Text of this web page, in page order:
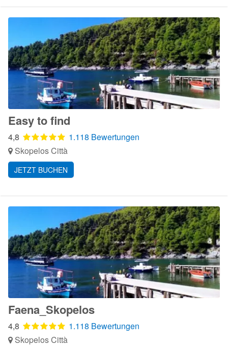
Easy to find
4,8
1.118 Bewertungen
Skopelos Città
JETZT BUCHEN
Faena_Skopelos
4,8
1.118 Bewertungen
Skopelos Città